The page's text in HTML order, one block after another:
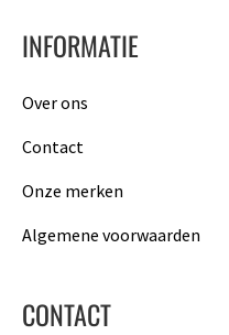
INFORMATIE
Over ons
Contact
Onze merken
Algemene voorwaarden
CONTACT